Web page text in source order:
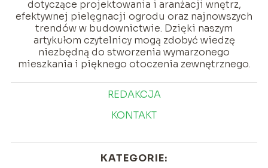
dotyczące projektowania i aranżacji wnętrz,
efektywnej pielęgnacji ogrodu oraz najnowszych
trendów w budownictwie. Dzięki naszym
artykułom czytelnicy mogą zdobyć wiedzę
niezbędną do stworzenia wymarzonego
mieszkania i pięknego otoczenia zewnętrznego.
REDAKCJA
KONTAKT
KATEGORIE: